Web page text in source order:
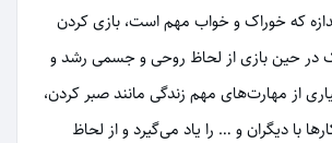
که خوراک و خواب مهم است، بازی کردن
در حین بازی از لحاظ روحی و جسمی رشد و
از مهارت‌های مهم زندگی مانند صبر کردن،
با دیگران و … را یاد می‌گیرد و از لحاظ